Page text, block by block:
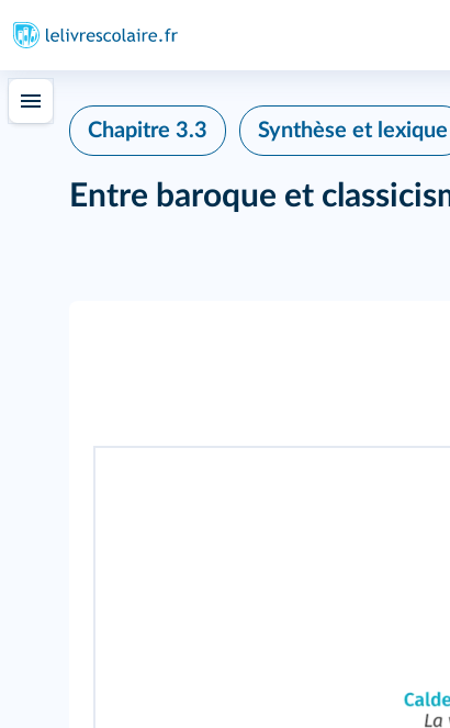
Chapitre 3.3 Synthèse et lexique
Entre baroque et